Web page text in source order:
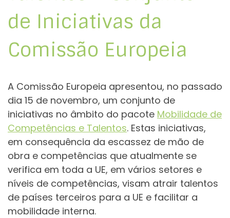
de Iniciativas da
Comissão Europeia
A Comissão Europeia apresentou, no passado
dia 15 de novembro, um conjunto de
iniciativas no âmbito do pacote Mobilidade de
Competências e Talentos. Estas iniciativas,
em consequência da escassez de mão de
obra e competências que atualmente se
verifica em toda a UE, em vários setores e
níveis de competências, visam atrair talentos
de países terceiros para a UE e facilitar a
mobilidade interna.